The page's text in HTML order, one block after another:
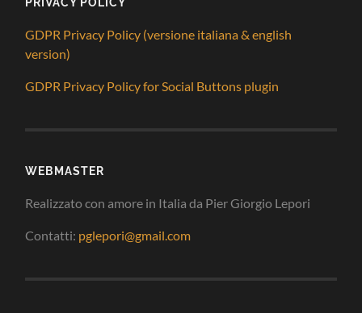
GDPR Privacy Policy (versione italiana & english
version)
GDPR Privacy Policy for Social Buttons plugin
WEBMASTER
Realizzato con amore in Italia da Pier Giorgio Lepori
Contatti: pglepori@gmail.com